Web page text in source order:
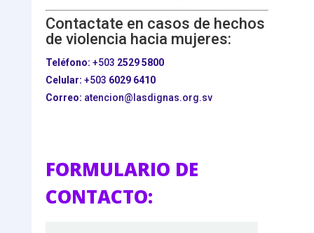
Contactate en casos de hechos
de violencia hacia mujeres:
Teléfono: +503 2529 5800
Celular: +503 6029 6410
Correo: atencion@lasdignas.org.sv
FORMULARIO DE
CONTACTO: